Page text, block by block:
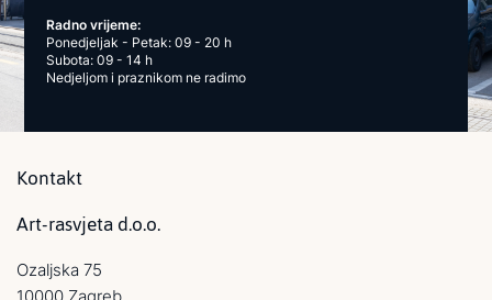
Radno vrijeme:
Ponedjeljak - Petak: 09 - 20 h
Subota: 09 - 14 h
Nedjeljom i praznikom ne radimo
Kontakt
Art-rasvjeta d.o.o.
Ozaljska 75